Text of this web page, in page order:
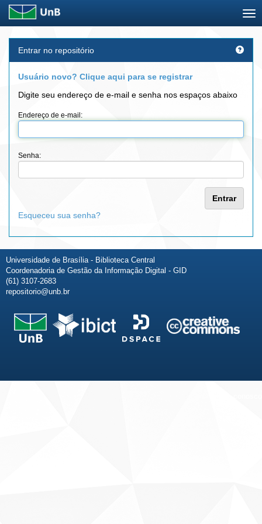
navigationEntrar no repositório
Usuário novo? Clique aqui para se registrar
Digite seu endereço de e-mail e senha nos espaços abaixo
Endereço de e-mail:
Senha:
Esqueceu sua senha?
Universidade de Brasília - Biblioteca Central
Coordenadoria de Gestão da Informação Digital - GID
(61) 3107-2683
repositorio@unb.br